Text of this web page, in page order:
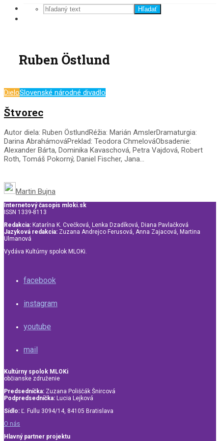
Hľadať
Ruben Östlund
DieloSlovenské národné divadlo
Štvorec
Autor diela: Ruben ÖstlundRéžia: Marián AmslerDramaturgia:
Darina AbrahámováPreklad: Teodora ChmelováObsadenie:
Alexander Bárta, Dominika Kavaschová, Petra Vajdová, Robert
Roth, Tomáš Pokorný, Daniel Fischer, Jana...
Martin Bujna
Internetový časopis mloki.sk
ISSN 1339-8113
Redakcia: Katarína K. Cvečková, Lenka Dzadíková, Diana Pavlačková
Jazyková redakcia: Zuzana Andrejco Ferusová, Anna Zajacová, Martina
Ulmanová
Vydáva Kultúrny spolok MLOKi.
facebook
instagram
youtube
mail
Kultúrny spolok MLOKi
občianske združenie
Predsedníčka: Zuzana Poliščák Šnircová
Podpredsedníčka: Lucia Lejková
Sídlo: Ľ. Fullu 3094/14, 84105 Bratislava
O nás
Hlavný partner projektu